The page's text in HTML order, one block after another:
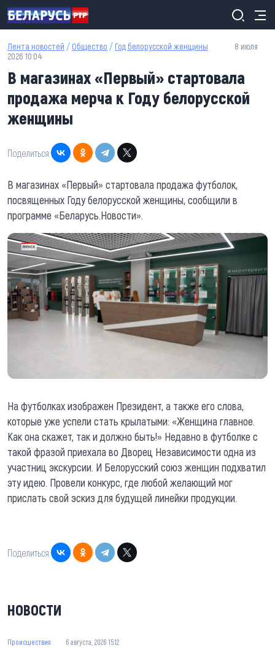
Перейти к основному содержанию
Лента новостей / Общество / Год белорусской женщины
8 июля
2026 10:04
В магазинах «Первый» стартовала
продажа мерча к Году белорусской
женщины
Поделиться:
В магазинах «Первый» стартовала продажа футболок,
посвященных Году белорусской женщины, сообщили в
программе «Беларусь.Новости».
На футболках изображен Президент, а также его слова,
которые уже успели стать крылатыми: «Женщина главное.
Как она скажет, так и должно быть!» Недавно в футболке с
такой фразой приехала во Дворец Независимости одна из
участниц экскурсии. И Белорусский союз женщин подхватил
эту идею. Провели конкурс, где любой желающий мог
прислать свой эскиз для будущей линейки продукции.
Поделиться:
НОВОСТИ
Происшествия 6 августа, 2026 15:12